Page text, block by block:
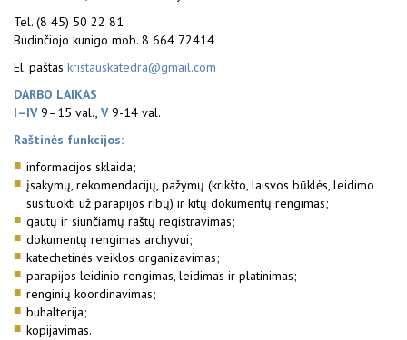
Tel. (8 45) 50 22 81
Budinčiojo kunigo mob. 8 664 72414
El. paštas kristauskatedra@gmail.com
DARBO LAIKAS
I–IV9–15 val., V9-14 val.
Raštinės funkcijos:
informacijos sklaida;
įsakymų, rekomendacijų, pažymų (krikšto, laisvos būklės, leidimo
susituokti už parapijos ribų) ir kitų dokumentų rengimas;
gautų ir siunčiamų raštų registravimas;
dokumentų rengimas archyvui;
katechetinės veiklos organizavimas;
parapijos leidinio rengimas, leidimas ir platinimas;
renginių koordinavimas;
buhalterija;
kopijavimas.